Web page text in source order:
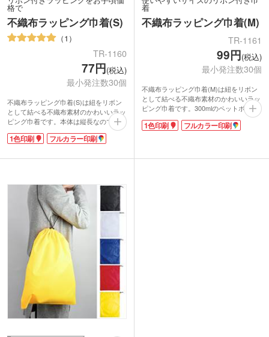
格で
不織布ラッピング巾着(S)
1
TR-1160
77円(税込)
最小発注数30個
不織布ラッピング巾着(S)は紐をリボン
として結べる不織布素材のかわいいラッ
ピング巾着です。本体は縦長なので、化
粧品やステーショナリーなども入り使い
やすい。バスグッズやハンドタオルなど
カラフルな5色本体色からお店のイメー
いラッピングに。ラッピング材としては
もちろん、ノベルティ入れとして使用す
れば、ワンランク上のノベルティになり
ますね。ホテルや美容関係でのノベルテ
ィにいかがでしょうか。
1色印刷 フルカラー印刷
着
不織布ラッピング巾着(M)
TR-1161
99円(税込)
最小発注数30個
不織布ラッピング巾着(M)は紐をリボン
として結べる不織布素材のかわいいラッ
ピング巾着です。300mlのペットボトル
が入る大き目のサイズ感です。文房具や
記念品のタオルなどを入れるのにおすす
1色印刷 フルカラー印刷